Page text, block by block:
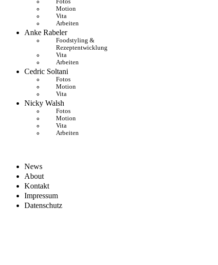
Fotos
Motion
Vita
Arbeiten
Anke Rabeler
Foodstyling &
Rezeptentwicklung
Vita
Arbeiten
Cedric Soltani
Fotos
Motion
Vita
Nicky Walsh
Fotos
Motion
Vita
Arbeiten
News
About
Kontakt
Impressum
Datenschutz